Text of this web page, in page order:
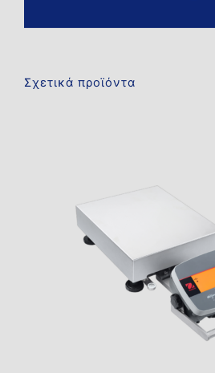
Σχετικά προϊόντα